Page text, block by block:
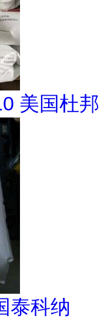
美国杜邦
泰科纳